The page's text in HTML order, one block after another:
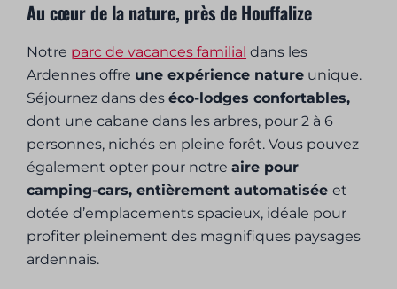
Au cœur de la nature, près de Houffalize
Notre parc de vacances familial dans les
Ardennes offre une expérience nature unique.
Séjournez dans deséco-lodges confortables,
dont une cabane dans les arbres, pour 2 à 6
personnes, nichés en pleine forêt. Vous pouvez
également opter pour notreaire pour
camping-cars, entièrement automatiséeet
dotée d’emplacements spacieux, idéale pour
profiter pleinement des magnifiques paysages
ardennais.